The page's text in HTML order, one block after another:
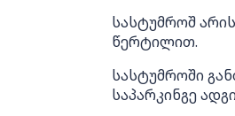
სასტუმროშ
წერტილით.
სასტუმროში
საპარკინგე